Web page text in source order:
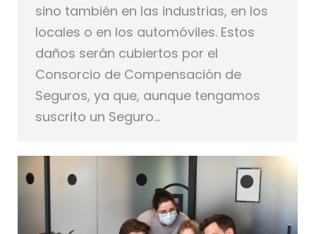
sino también en las industrias, en los
locales o en los automóviles. Estos
daños serán cubiertos por el
Consorcio de Compensación de
Seguros, ya que, aunque tengamos
suscrito un Seguro…